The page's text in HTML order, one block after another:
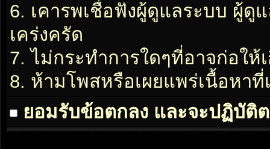
6. เคารพเชื่อฟังผู้ดูแลระบบ ผู้ดู
เคร่งครัด
7. ไม่กระทำการใดๆที่อาจก่อให้
8. ห้ามโพสหรือเผยแพร่เนื้อหา
ยอมรับข้อตกลง และจะปฏิบัติ